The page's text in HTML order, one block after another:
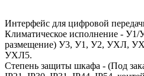
Интерфейс для цифровой
Климатическое исполнение -
размещение) У3, У1, У2, УХЛ,
УХЛ5.
Степень защиты шкафа - (Под